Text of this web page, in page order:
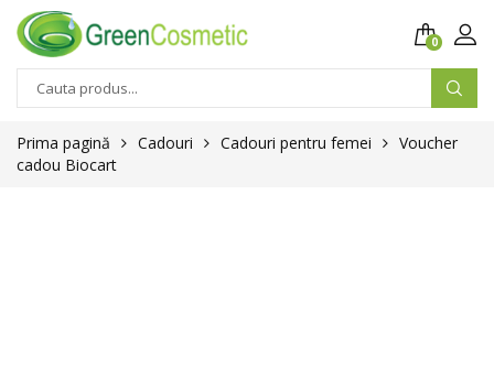
0
Prima pagină Cadouri Cadouri pentru femei
Voucher
cadou Biocart